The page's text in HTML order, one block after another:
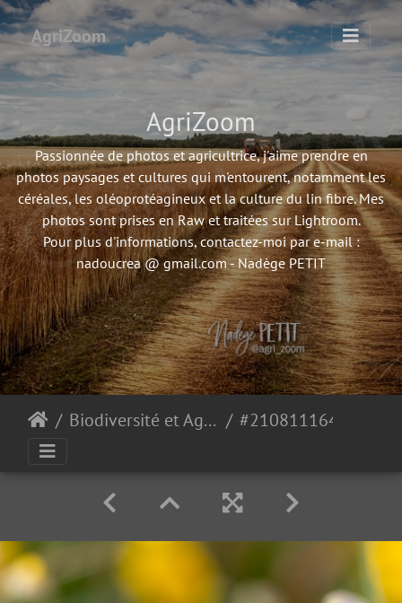
AgriZoom
AgriZoom
Passionnée de photos et agricultrice, j'aime prendre en
photos paysages et cultures qui m'entourent, notamment les
céréales, les oléoprotéagineux et la culture du lin fibre. Mes
photos sont prises en Raw et traitées sur Lightroom.
Pour plus d'informations, contactez-moi par e-mail :
nadoucrea @ gmail.com - Nadège PETIT
Biodiversité et Agroécologie